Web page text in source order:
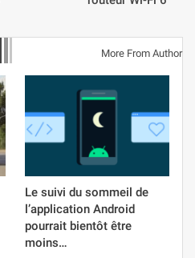
More From Author
Le suivi du sommeil de
l’application Android
pourrait bientôt être
moins…